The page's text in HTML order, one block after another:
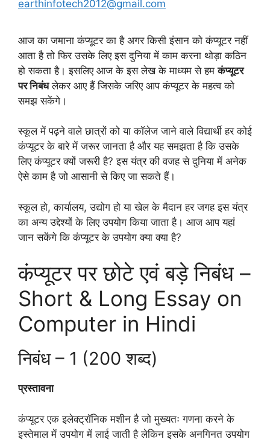
earthinfotech2012@gmail.com
आज का जमाना कंप्यूटर का है अगर किसी इंसान को कंप्यूटर नहीं
आता है तो फिर उसके लिए इस दुनिया में काम करना थोड़ा कठिन
हो सकता है। इसलिए आज के इस लेख के माध्यम से हमकंप्यूटर
पर निबंधलेकर आए हैं जिसके जरिए आप कंप्यूटर के महत्व को
समझ सकेंगे।
स्कूल में पढ़ने वाले छात्रों को या कॉलेज जाने वाले विद्यार्थी हर कोई
कंप्यूटर के बारे में जरूर जानता है और यह समझता है कि उसके
लिए कंप्यूटर क्यों जरूरी है? इस यंत्र की वजह से दुनिया में अनेक
ऐसे काम है जो आसानी से किए जा सकते हैं।
स्कूल हो, कार्यालय, उद्योग हो या खेल के मैदान हर जगह इस यंत्र
का अन्य उद्देश्यों के लिए उपयोग किया जाता है। आज आप यहां
जान सकेंगे कि कंप्यूटर के उपयोग क्या क्या है?
कंप्यूटर पर छोटे एवं बड़े निबंध –
Short & Long Essay on
Computer in Hindi
निबंध – 1 (200 शब्द)
प्रस्तावना
कंप्यूटर एक इलेक्ट्रॉनिक मशीन है जो मुख्यतः गणना करने के
इस्तेमाल में उपयोग में लाई जाती है लेकिन इसके अनगिनत उपयोग